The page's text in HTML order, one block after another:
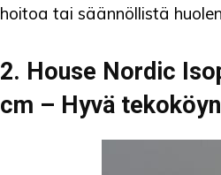
hoitoa tai säännöllistä
2. House Nordic
cm – Hyvä